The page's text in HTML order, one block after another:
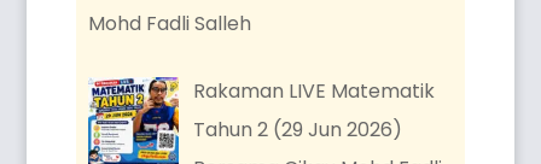
Mohd Fadli Salleh
Rakaman LIVE Matematik
Tahun 2 (29 Jun 2026)